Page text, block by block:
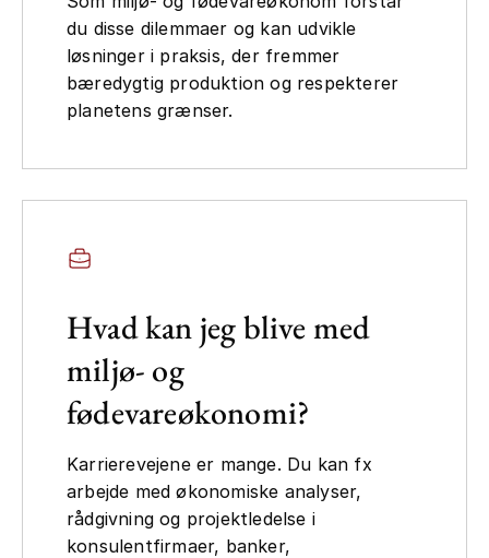
du disse dilemmaer og kan udvikle
løsninger i praksis, der fremmer
bæredygtig produktion og respekterer
planetens grænser.
Hvad kan jeg blive med
miljø- og
fødevareøkonomi?
Karrierevejene er mange. Du kan fx
arbejde med økonomiske analyser,
rådgivning og projektledelse i
konsulentfirmaer, banker,